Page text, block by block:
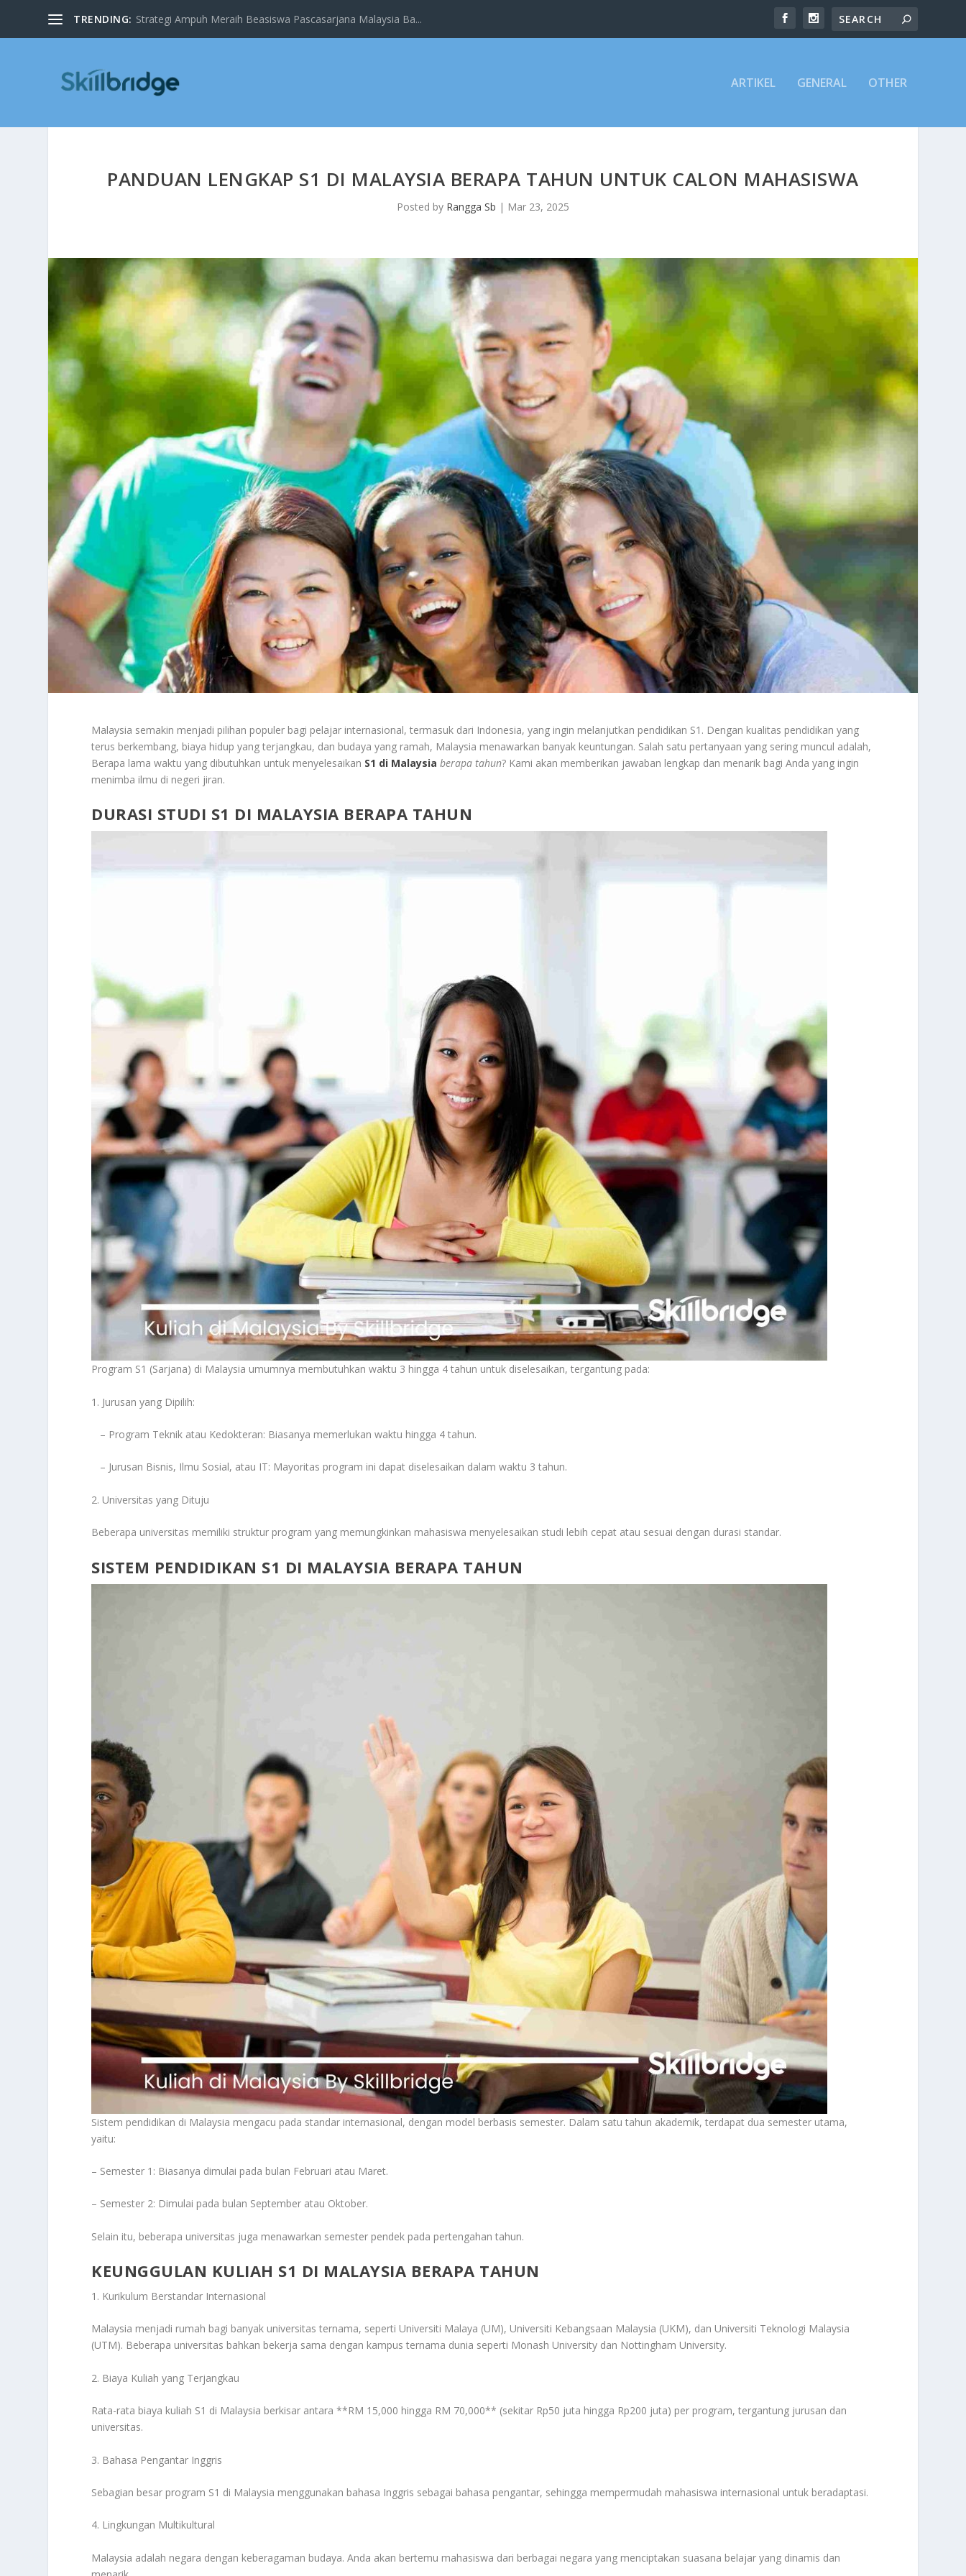
TRENDING: Strategi Ampuh Meraih Beasiswa Pascasarjana Malaysia Ba...
ARTIKEL GENERAL OTHER
PANDUAN LENGKAP S1 DI MALAYSIA BERAPA TAHUN UNTUK CALON MAHASISWA
Posted by Rangga Sb | Mar 23, 2025
Malaysia semakin menjadi pilihan populer bagi pelajar internasional, termasuk dari Indonesia, yang ingin melanjutkan pendidikan S1. Dengan kualitas pendidikan yang
terus berkembang, biaya hidup yang terjangkau, dan budaya yang ramah, Malaysia menawarkan banyak keuntungan. Salah satu pertanyaan yang sering muncul adalah,
Berapa lama waktu yang dibutuhkan untuk menyelesaikan S1 di Malaysia berapa tahun? Kami akan memberikan jawaban lengkap dan menarik bagi Anda yang ingin
menimba ilmu di negeri jiran.
DURASI STUDI S1 DI MALAYSIA BERAPA TAHUN
Program S1 (Sarjana) di Malaysia umumnya membutuhkan waktu 3 hingga 4 tahun untuk diselesaikan, tergantung pada:
1. Jurusan yang Dipilih:
– Program Teknik atau Kedokteran: Biasanya memerlukan waktu hingga 4 tahun.
– Jurusan Bisnis, Ilmu Sosial, atau IT: Mayoritas program ini dapat diselesaikan dalam waktu 3 tahun.
2. Universitas yang Dituju
Beberapa universitas memiliki struktur program yang memungkinkan mahasiswa menyelesaikan studi lebih cepat atau sesuai dengan durasi standar.
SISTEM PENDIDIKAN S1 DI MALAYSIA BERAPA TAHUN
Sistem pendidikan di Malaysia mengacu pada standar internasional, dengan model berbasis semester. Dalam satu tahun akademik, terdapat dua semester utama,
yaitu:
– Semester 1: Biasanya dimulai pada bulan Februari atau Maret.
– Semester 2: Dimulai pada bulan September atau Oktober.
Selain itu, beberapa universitas juga menawarkan semester pendek pada pertengahan tahun.
KEUNGGULAN KULIAH S1 DI MALAYSIA BERAPA TAHUN
1. Kurikulum Berstandar Internasional
Malaysia menjadi rumah bagi banyak universitas ternama, seperti Universiti Malaya (UM), Universiti Kebangsaan Malaysia (UKM), dan Universiti Teknologi Malaysia
(UTM). Beberapa universitas bahkan bekerja sama dengan kampus ternama dunia seperti Monash University dan Nottingham University.
2. Biaya Kuliah yang Terjangkau
Rata-rata biaya kuliah S1 di Malaysia berkisar antara **RM 15,000 hingga RM 70,000** (sekitar Rp50 juta hingga Rp200 juta) per program, tergantung jurusan dan
universitas.
3. Bahasa Pengantar Inggris
Sebagian besar program S1 di Malaysia menggunakan bahasa Inggris sebagai bahasa pengantar, sehingga mempermudah mahasiswa internasional untuk beradaptasi.
4. Lingkungan Multikultural
Malaysia adalah negara dengan keberagaman budaya. Anda akan bertemu mahasiswa dari berbagai negara yang menciptakan suasana belajar yang dinamis dan